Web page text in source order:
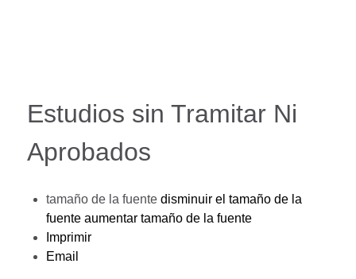
Estudios sin Tramitar Ni
Aprobados
tamaño de la fuente disminuir el tamaño de la
fuente aumentar tamaño de la fuente
Imprimir
Email